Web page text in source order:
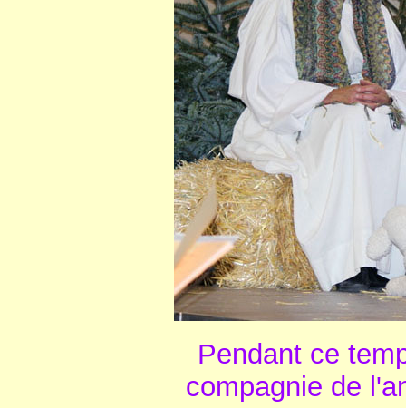
Pendant ce
compagnie de